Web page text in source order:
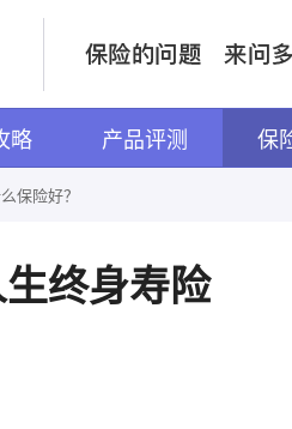
略 产品评测 保
保险好？
终身寿险